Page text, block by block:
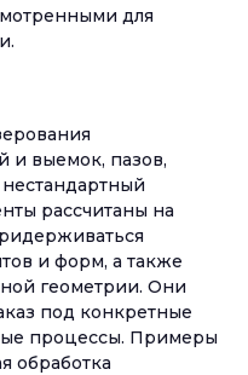
для
и выемок, пазов,
рассчитаны на
и форм, а также
геометрии. Они
под конкретные
процессы. Примеры
обработка